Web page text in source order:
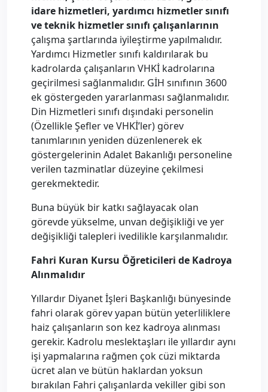
idare hizmetleri, yardımcı hizmetler sınıfı
ve teknik hizmetler sınıfı çalışanlarının
çalışma şartlarında iyileştirme yapılmalıdır.
Yardımcı Hizmetler sınıfı kaldırılarak bu
kadrolarda çalışanların VHKİ kadrolarına
geçirilmesi sağlanmalıdır. GİH sınıfının 3600
ek göstergeden yararlanması sağlanmalıdır.
Din Hizmetleri sınıfı dışındaki personelin
(Özellikle Şefler ve VHKİ’ler) görev
tanımlarının yeniden düzenlenerek ek
göstergelerinin Adalet Bakanlığı personeline
verilen tazminatlar düzeyine çekilmesi
gerekmektedir.
Buna büyük bir katkı sağlayacak olan
görevde yükselme, unvan değişikliği ve yer
değişikliği talepleri ivedilikle karşılanmalıdır.
Fahri Kuran Kursu Öğreticileri de Kadroya
Alınmalıdır
Yıllardır Diyanet İşleri Başkanlığı bünyesinde
fahri olarak görev yapan bütün yeterliliklere
haiz çalışanların son kez kadroya alınması
gerekir. Kadrolu meslektaşları ile yıllardır aynı
işi yapmalarına rağmen çok cüzi miktarda
ücret alan ve bütün haklardan yoksun
bırakılan Fahri çalışanlarda vekiller gibi son